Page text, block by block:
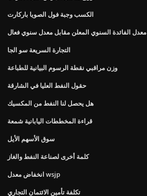
الكسب وجبة فول الصويا باركارت
معدل الفائدة السنوي المعلن مقابل معدل سنوي فعال
التجارة السريعة سو الجا
وزن مراقبي نقطة الرسوم البيانية للطباعة
حقول النفط العليا في الشارقة
هل يحصل لنا النفط من المكسيك
قراءة المخططات اليابانية شمعة
سوق الأسهم الأيل
كلمة أخرى لصناعة النفط والغاز
انخفاض معدل wsjp
تكلفة تأمين الائتمان التجاري